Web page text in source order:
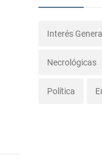
Interés
Necrológicas
Política